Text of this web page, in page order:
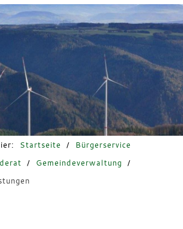
& Gemeinderat
Hasel
& Tourismus
Startseite /
Bürgerservice
/ Gemeindeverwaltung
/